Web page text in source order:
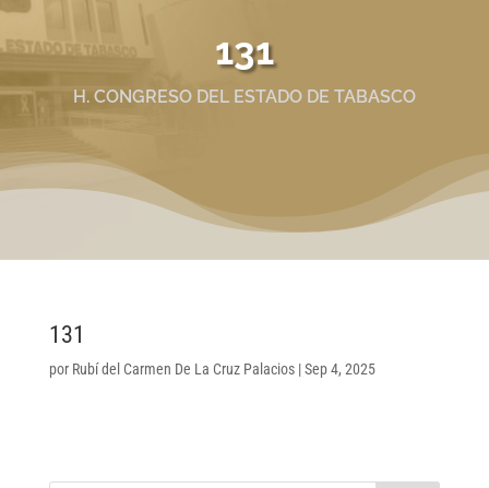
131
H. CONGRESO DEL ESTADO DE TABASCO
131
por Rubí del Carmen De La Cruz Palacios|Sep 4, 2025